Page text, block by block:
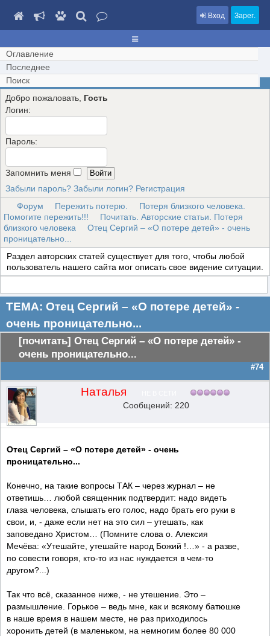
Вход Зарег.
Оглавление
Последнее
Поиск
Добро пожаловать, Гость
Логин:
Пароль:
Запомнить меня
Забыли пароль? Забыли логин? Регистрация
Форум
Пережить потерю.
Потеря близкого человека.
Помогите пережить!!!
Почитать. Авторские статьи. Потеря
близкого человека
Отец Сергий – «О потере детей» - очень
проницательно...
Раздел авторских статей существует для того, чтобы любой
пользователь нашего сайта мог описать свое видение ситуации.
ТЕМА: Отец Сергий – «О потере детей» -
очень проницательно...
[почитать] Отец Сергий – «О потере детей» -
очень проницательно...
#74
Наталья
Сообщений: 220
Отец Сергий – «О потере детей» - очень
проницательно...
Конечно, на такие вопросы ТАК – через журнал – не
ответишь… любой священник подтвердит: надо видеть
глаза человека, слышать его голос, надо брать его руки в
свои, и, - даже если нет на это сил – утешать, как
заповедано Христом… (Помните слова о. Алексия
Мечёва: «Утешайте, утешайте народ Божий !…» - а разве,
по совести говоря, кто-то из нас нуждается в чем-то
другом?...)
Так что всё, сказанное ниже, - не утешение. Это –
размышление. Горькое – ведь мне, как и всякому батюшке
в наше время в нашем месте, не раз приходилось
хоронить детей (в маленьком, на немногим более 80 000